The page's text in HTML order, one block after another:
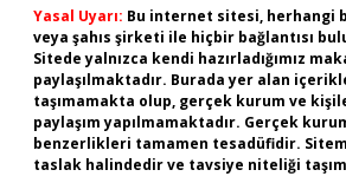
Yasal Uyarı: Bu internet sitesi, herhangi
veya şahıs şirketi ile hiçbir bağlantısı
Sitede yalnızca kendi hazırladığımız
paylaşılmaktadır. Burada yer alan
taşımamakta olup, gerçek kurum ve
paylaşım yapılmamaktadır. Gerçek
benzerlikleri tamamen tesadüfidir.
taslak halindedir ve tavsiye niteliği